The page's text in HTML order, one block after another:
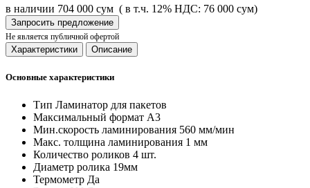
в наличии 704 000 сум ( в т.ч. 12% НДС: 76 000 сум)
Запросить предложение
Не является публичной офертой
Характеристики Описание
Основные характеристики
Тип Ламинатор для пакетов
Максимальный формат A3
Мин.скорость ламинирования 560 мм/мин
Макс. толщина ламинирования 1 мм
Количество роликов 4 шт.
Диаметр ролика 19мм
Термометр Да